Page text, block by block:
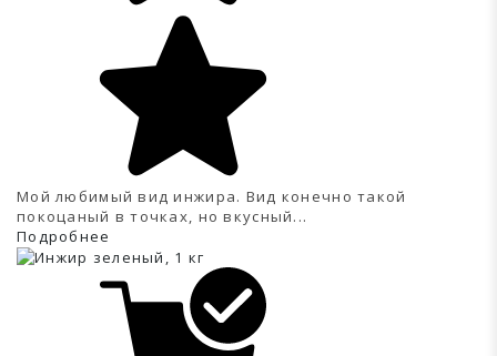
Мой любимый вид инжира. Вид конечно такой
покоцаный в точках, но вкусный...
Подробнее